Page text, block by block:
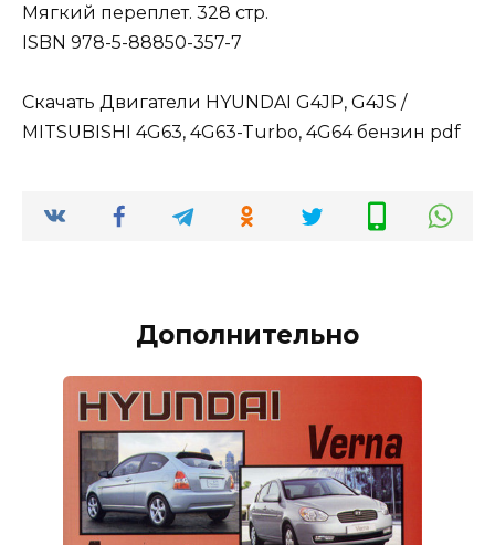
Мягкий переплет. 328 стр.
ISBN 978-5-88850-357-7
Скачать Двигатели HYUNDAI G4JP, G4JS /
MITSUBISHI 4G63, 4G63-Turbo, 4G64 бензин pdf
Дополнительно